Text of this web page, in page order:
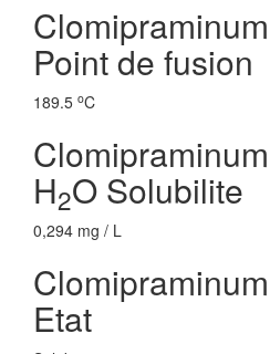
Point de fusion
189.5 oC
H2O Solubilite
0,294 mg / L
Etat